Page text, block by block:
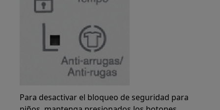
Para desactivar el bloqueo de seguridad para